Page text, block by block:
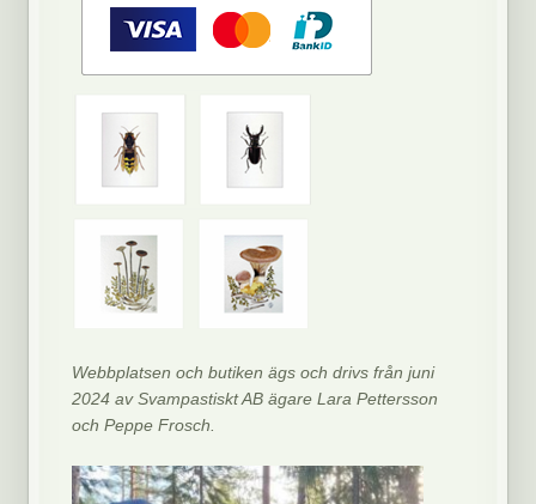
Webbplatsen och butiken ägs och drivs från juni
2024 av Svampastiskt AB ägare Lara Pettersson
och Peppe Frosch.